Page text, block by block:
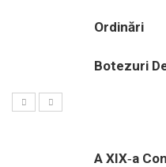
Ordinări
Botezuri
A XIX‑a